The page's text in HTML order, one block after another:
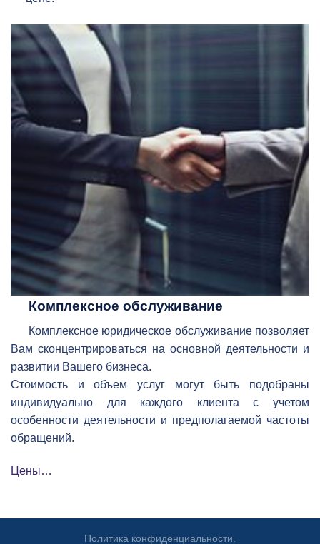
Комплексное обслуживание
Комплексное юридическое обслуживание позволяет
Вам сконцентрироваться на основной деятельности и
развитии Вашего бизнеса.
Стоимость и объем услуг могут быть подобраны
индивидуально для каждого клиента с учетом
особенности деятельности и предполагаемой частоты
обращений.
Цены…
Политика конфиденциальности